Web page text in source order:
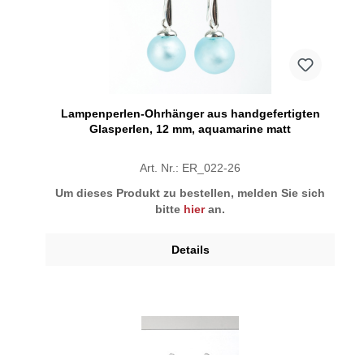
Lampenperlen-Ohrhänger aus handgefertigten
Glasperlen, 12 mm, aquamarine matt
Art. Nr.: ER_022-26
Um dieses Produkt zu bestellen, melden Sie sich
bitte hieran.
Details